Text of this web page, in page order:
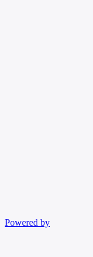
Powered by